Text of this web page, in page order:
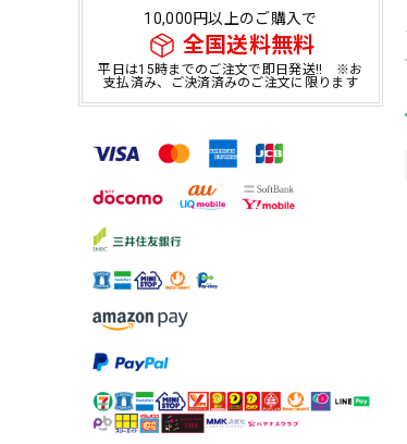
10,000円以上のご購入で
全国送料無料
平日は15時までのご注文で即日発送!! ※お
支払済み、ご決済済みのご注文に限ります